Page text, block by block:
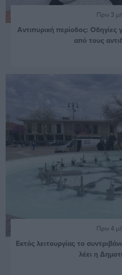
Πριν 3
Αντιπυρική περίοδος: Οδηγίες
από τους
Πριν 4
Εκτός λειτουργίας το
λέει η